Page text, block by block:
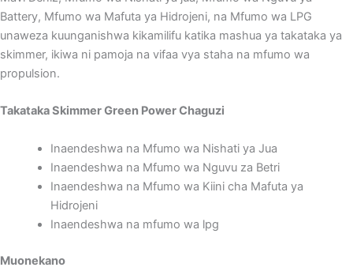
Battery, Mfumo wa Mafuta ya Hidrojeni, na Mfumo wa LPG
unaweza kuunganishwa kikamilifu katika mashua ya takataka ya
skimmer, ikiwa ni pamoja na vifaa vya staha na mfumo wa
propulsion.
Takataka Skimmer Green Power Chaguzi
Inaendeshwa na Mfumo wa Nishati ya Jua
Inaendeshwa na Mfumo wa Nguvu za Betri
Inaendeshwa na Mfumo wa Kiini cha Mafuta ya
Hidrojeni
Inaendeshwa na mfumo wa lpg
Muonekano